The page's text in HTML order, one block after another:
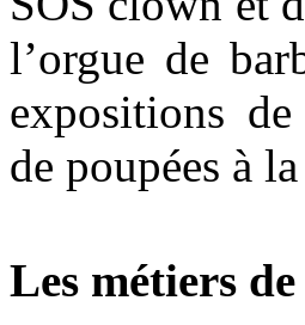
l’orgue de
expositions
de poupées à
Les métiers